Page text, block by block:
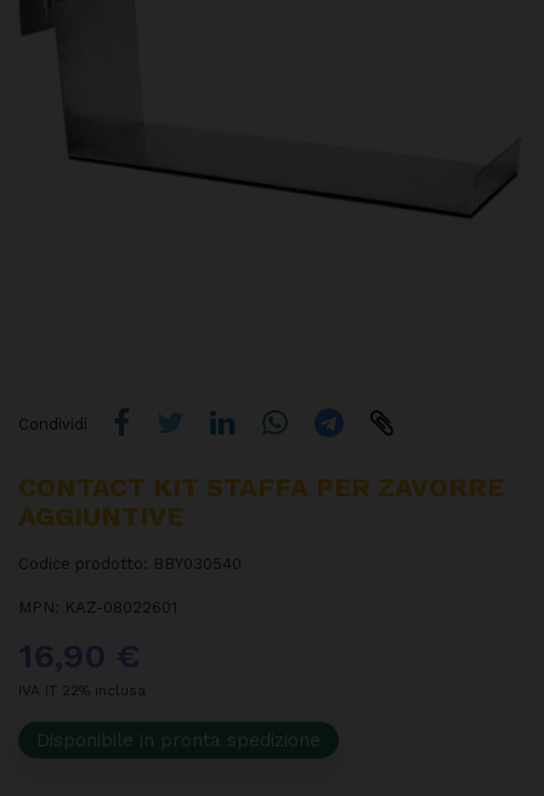
Condividi
CONTACT KIT STAFFA PER ZAVORRE
AGGIUNTIVE
Codice prodotto: BBY030540
MPN: KAZ-08022601
IVA IT 22% inclusa
Disponibile in pronta spedizione